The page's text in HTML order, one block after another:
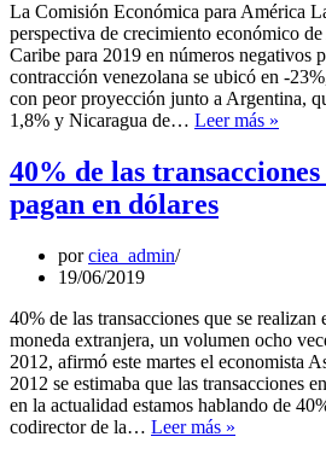
La Comisión Económica para América
perspectiva de crecimiento económico
Caribe para 2019 en números negativos
contracción venezolana se ubicó en -
con peor proyección junto a Argentina,
1,8% y Nicaragua de… Leer más »
de
40% de las transacciones
pagan en dólares
porciea_admin
19/06/2019
40% de las transacciones que se realizan
moneda extranjera, un volumen ocho
2012, afirmó este martes el economista
2012 se estimaba que las transacciones
en la actualidad estamos hablando de
codirector de la… Leer más »